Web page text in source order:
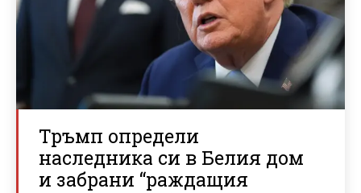
Тръмп определи
наследника си в Белия дом
и забрани “раждащия